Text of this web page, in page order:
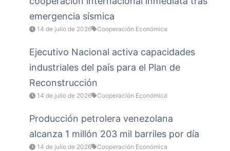
emergencia sísmica
14 de julio de 2026 Cooperación Económica
Ejecutivo Nacional activa capacidades
industriales del país para el Plan de
Reconstrucción
14 de julio de 2026 Cooperación Económica
Producción petrolera venezolana
alcanza 1 millón 203 mil barriles por día
14 de julio de 2026 Cooperación Económica